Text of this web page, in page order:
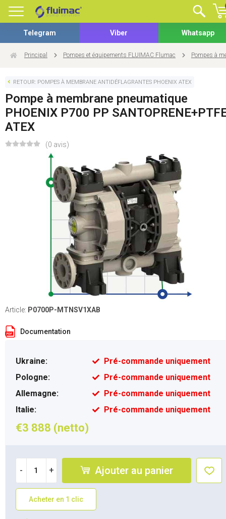
Telegram Viber Whatsapp
Principal Pompes et équipements FLUIMAC Flumac Pompes à
RETOUR: POMPES À MEMBRANE ANTIDÉFLAGRANTES PHOENIX ATEX
Pompe à membrane pneumatique
PHOENIX P700 PP
ATEX
(0 avis)
Article: P0700P-MTNSV1XAB
Documentation
Ukraine:
Pré-commande uniquement
Pologne:
Pré-commande uniquement
Allemagne:
Pré-commande uniquement
Italie:
Pré-commande uniquement
€3 888 (netto)
- + Ajouter au panier
Acheter en 1 clic